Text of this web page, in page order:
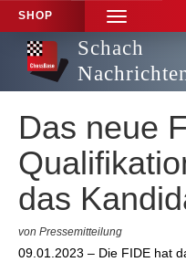
SHOP
TOGGLE
NAVIGATION
Schach
Das neue
das
von Pressemitteilung
09.01.2023 – Die FIDE hat